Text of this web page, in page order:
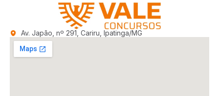
Av. Japão, nº 291, Cariru, Ipatinga/MG